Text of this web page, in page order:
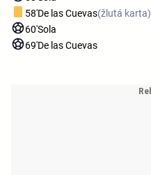
58'De las Cuevas(žlutá karta)
60'Sola
69'De las Cuevas